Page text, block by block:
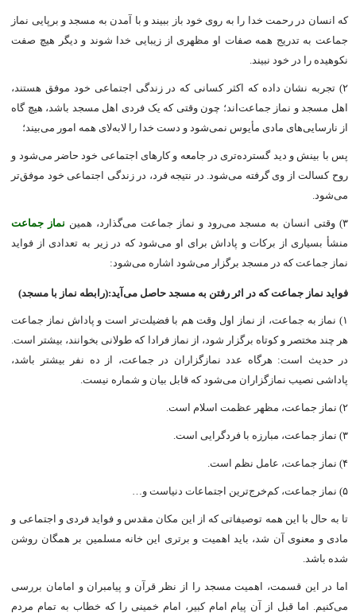
که انسان در رحمت خدا را به روی خود باز ببیند و با آمدن به مسجد و برپایى نماز
جماعت به تدریج همه صفات او مظهری از زیبایى خدا شوند و دیگر هیچ صفت
نکوهیده را در خود نبیند.
۲) تجربه نشان داده که اکثر کسانى که در زندگى اجتماعى خود موفق هستند،
اهل مسجد و نماز جماعت‌اند؛ چون وقتى که یک فردى اهل مسجد باشد، هیچ گاه
از نارسایی‌هاى مادی مأیوس نمی‌شود و دست خدا را لابه‌لاى همه امور می‌بیند؛
پس با بینش و دید گسترده‌تری در جامعه و کارهاى اجتماعى خود حاضر می‌شود و
روح کسالت از وى گرفته می‌شود. در نتیجه فرد، در زندگى اجتماعى خود موفق‌تر
می‌شود.
۳) وقتى انسان به مسجد می‌رود و نماز جماعت می‌گذارد، همین
نماز جماعت
منشأ بسیارى از برکات و پاداش براى او می‌شود که در زیر به تعدادى از فواید
نماز جماعت که در مسجد برگزار می‌شود اشاره می‌شود:
فواید نماز جماعت که در اثر رفتن به مسجد حاصل می‌آید:(رابطه نماز با مسجد)
۱) نماز به جماعت، از نماز اول وقت هم با فضیلت‌تر است و پاداش نماز جماعت
هر چند مختصر و کوتاه برگزار شود، از نماز فرادا که طولانى بخوانند، بیشتر است.
در حدیث است: هرگاه عدد نمازگزاران در جماعت، از ده نفر بیشتر باشد،
پاداشى نصیب نمازگزاران می‌شود که قابل بیان و شماره نیست.
۲) نماز جماعت، مظهر عظمت اسلام است.
۳) نماز جماعت، مبارزه با فردگرایى است.
۴) نماز جماعت، عامل نظم است.
۵) نماز جماعت، کم‌خرج‌ترین اجتماعات دنیاست و…
تا به حال با این همه توصیفاتى که از این مکان مقدس و فواید فردى و اجتماعى و
مادى و معنوى آن شد، باید اهمیت و برترى این خانه مسلمین بر همگان روشن
شده باشد.
اما در این قسمت، اهمیت مسجد را از نظر قرآن و پیامبران و امامان بررسى
می‌کنیم. اما قبل از آن پیام امام کبیر، امام خمینى را که خطاب به تمام مردم